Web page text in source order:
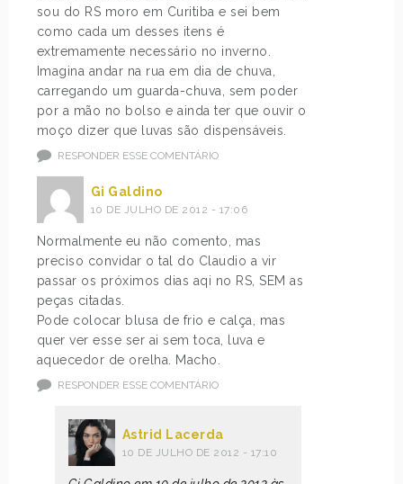
sou do RS moro em Curitiba e sei bem
como cada um desses itens é
extremamente necessário no inverno.
Imagina andar na rua em dia de chuva,
carregando um guarda-chuva, sem poder
por a mão no bolso e ainda ter que ouvir o
moço dizer que luvas são dispensáveis.
RESPONDER ESSE COMENTÁRIO
Gi Galdino
10 DE JULHO DE 2012 - 17:06
Normalmente eu não comento, mas
preciso convidar o tal do Claudio a vir
passar os próximos dias aqi no RS, SEM as
peças citadas.
Pode colocar blusa de frio e calça, mas
quer ver esse ser ai sem toca, luva e
aquecedor de orelha. Macho.
RESPONDER ESSE COMENTÁRIO
Astrid Lacerda
10 DE JULHO DE 2012 - 17:10